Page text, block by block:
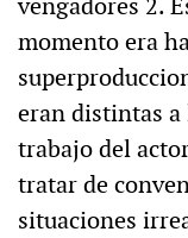
vengadores 2.
momento era
eran distintas a
trabajo del
tratar de
situaciones